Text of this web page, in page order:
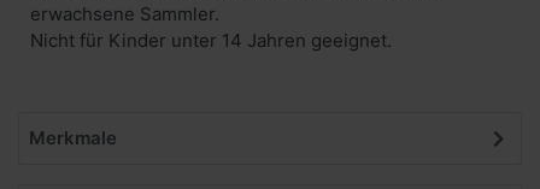
erwachsene Sammler.
Nicht für Kinder unter 14 Jahren geeignet.
Merkmale